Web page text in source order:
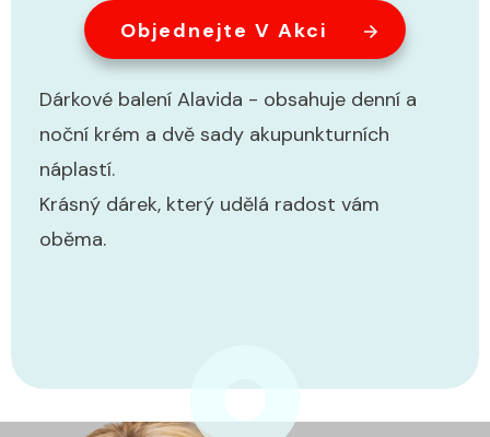
Objednejte V Akci
Dárkové balení Alavida - obsahuje denní a
noční krém a dvě sady akupunkturních
náplastí.
Krásný dárek, který udělá radost vám
oběma.